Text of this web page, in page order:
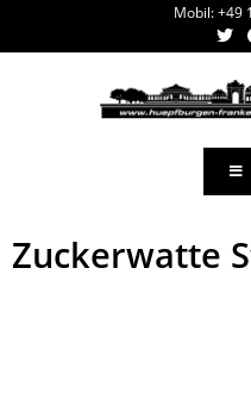
Mobil: +49
Zuckerwatte